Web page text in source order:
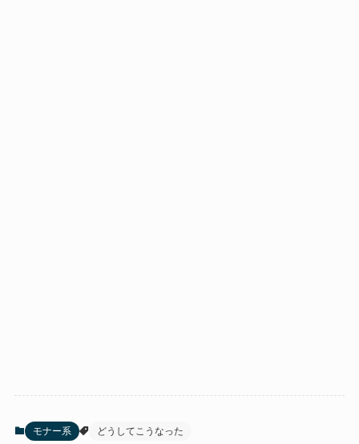
モナー系 どうしてこうなった